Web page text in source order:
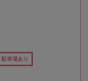
駐車場あり